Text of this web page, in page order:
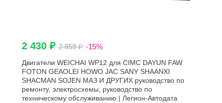
2 430 ₽ 2 859 ₽ -15%
Двигатели WEICHAI WP12 для CIMC DAYUN FAW
FOTON GEAOLEI HOWO JAC SANY SHAANXI
SHACMAN SOJEN МАЗ И ДРУГИХ руководство по
ремонту, электросхемы, руководство по
техническому обслуживанию | Легион-Aвтодата